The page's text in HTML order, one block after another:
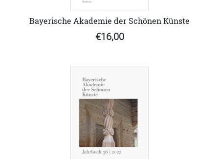
Bayerische Akademie der Schönen Künste
€16,00